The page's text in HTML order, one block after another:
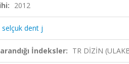
2012
selçuk dent j
İndeksler: TR DİZİN